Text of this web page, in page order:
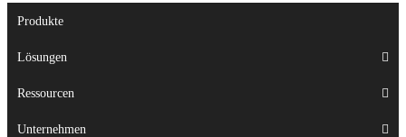
Produkte
Lösungen
Ressourcen
Unternehmen